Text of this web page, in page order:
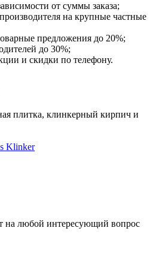
от суммы заказа;
на крупные частные
предложения до 20%;
до 30%;
и скидки по телефону.
плитка, клинкерный кирпич и
Klinker
на любой интересующий вопрос